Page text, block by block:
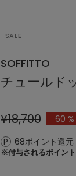
SALE
SOFFITTO
チュールド
¥18,700 60
68ポイント還元
※付与されるポイン